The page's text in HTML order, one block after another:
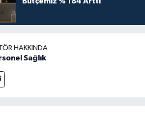
HAKKINDA
Sağlık